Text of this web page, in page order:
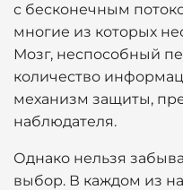
с бесконечным
многие из которых
Мозг, неспособный
количество
механизм защиты,
наблюдателя.
Однако нельзя
выбор. В каждом из